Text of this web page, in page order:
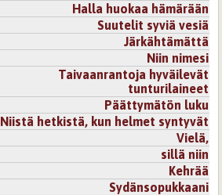
Halla huokaa hämärään
Suutelit syviä vesiä
Järkähtämättä
Niin nimesi
Taivaanrantoja hyväilevät
tunturilaineet
Päättymätön luku
Niistä hetkistä, kun helmet syntyvät
Vielä,
sillä niin
Kehrää
Sydänsopukkaani